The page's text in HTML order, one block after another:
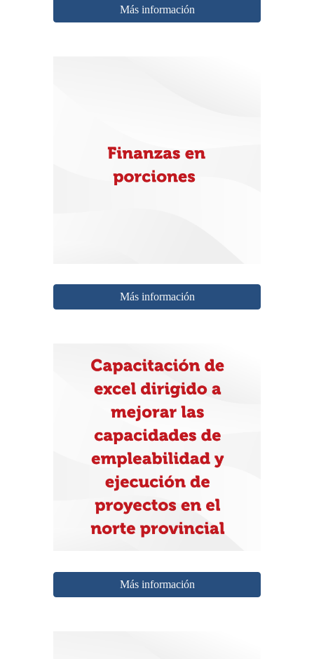
Más información
Más información
Más información